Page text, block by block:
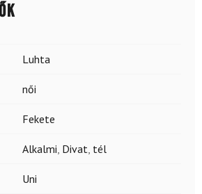
Luhta
női
Fekete
Alkalmi, Divat, tél
Uni